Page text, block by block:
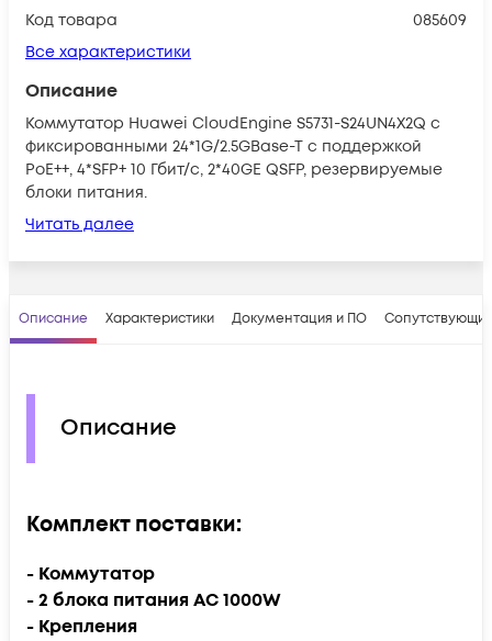
Код товара
085609
Все характеристики
Описание
Коммутатор Huawei CloudEngine S5731-S24UN4X2Q с
фиксированными 24*1G/2.5GBase-T с поддержкой
PoE++, 4*SFP+ 10 Гбит/с, 2*40GE QSFP, резервируемые
блоки питания.
Читать далее
Описание Характеристики Документация и ПО
Описание
Комплект поставки:
- Коммутатор
- 2 блока питания AC 1000W
- Крепления